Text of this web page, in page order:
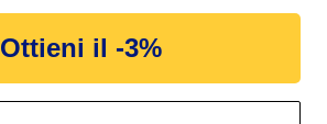
Ottieni il -3%